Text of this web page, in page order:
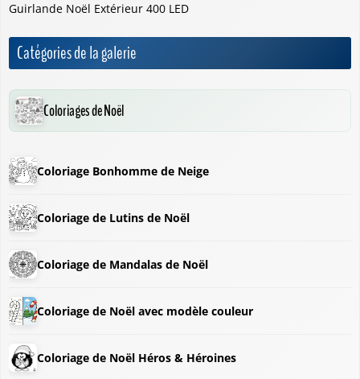
Guirlande Noël Extérieur 400 LED
Catégories de la galerie
Coloriages de Noël
Coloriage Bonhomme de Neige
Coloriage de Lutins de Noël
Coloriage de Mandalas de Noël
Coloriage de Noël avec modèle couleur
Coloriage de Noël Héros & Héroines